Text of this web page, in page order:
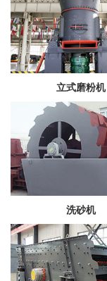
立式磨粉机
洗砂机